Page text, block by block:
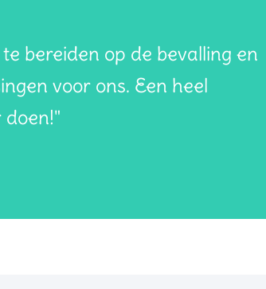
bereiden op de bevalling en
voor ons. Een heel